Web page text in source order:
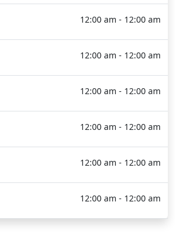
12:00 am - 12:00 am
12:00 am - 12:00 am
12:00 am - 12:00 am
12:00 am - 12:00 am
12:00 am - 12:00 am
12:00 am - 12:00 am